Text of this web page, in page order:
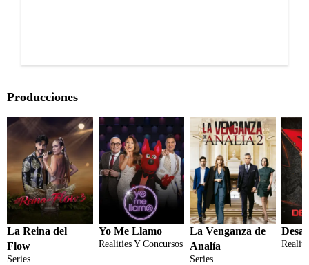
Producciones
La Reina del
Flow
Series
Yo Me Llamo
Realities Y Concursos
La Venganza de
Analía
Series